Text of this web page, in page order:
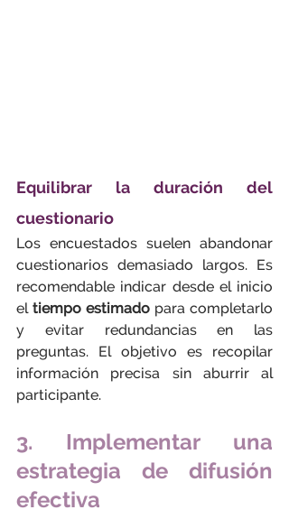
Equilibrar la duración del
cuestionario
Los encuestados suelen abandonar
cuestionarios demasiado largos. Es
recomendable indicar desde el inicio
el tiempo estimado para completarlo
y evitar redundancias en las
preguntas. El objetivo es recopilar
información precisa sin aburrir al
participante.
3. Implementar una
estrategia de difusión
efectiva